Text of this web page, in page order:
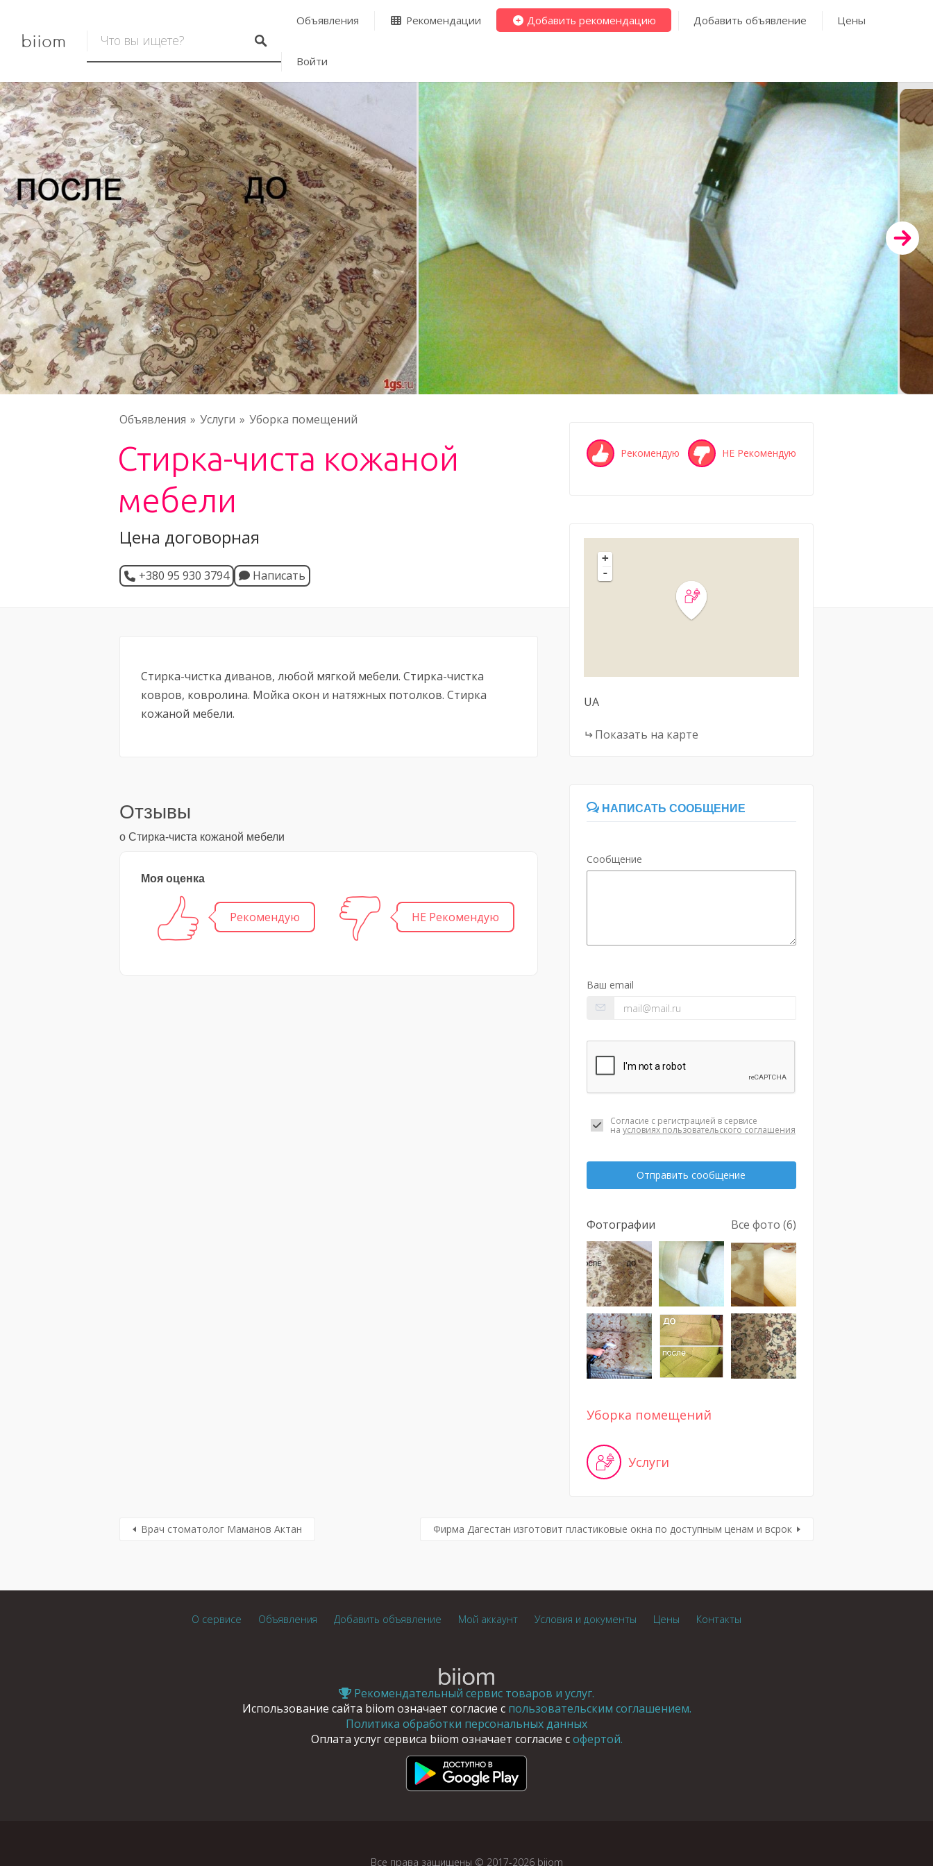
biiom
Объявления Рекомендации Добавить рекомендацию Добавить объявление Цены
Войти
Объявления Услуги Уборка помещений
Стирка-чиста кожаной
мебели
Цена договорная
+380 95 930 3794 Написать
Стирка-чистка диванов, любой мягкой мебели. Стирка-чистка
ковров, ковролина. Мойка окон и натяжных потолков. Стирка
кожаной мебели.
Отзывы
о Стирка-чиста кожаной мебели
Моя оценка
Рекомендую НЕ Рекомендую
Рекомендую НЕ Рекомендую
+
-
UA
Показать на карте
НАПИСАТЬ СООБЩЕНИЕ
Сообщение
Ваш email
Согласие с регистрацией в сервисе
на условиях пользовательского соглашения
Отправить сообщение
Фотографии Все фото (6)
Уборка помещений
Услуги
Врач стоматолог Маманов Актан Фирма Дагестан изготовит пластиковые окна по доступным ценам и всрок
О сервисе Объявления Добавить объявление Мой аккаунт Условия и документы Цены Контакты
Рекомендательный сервис товаров и услуг.
Использование сайта biiom означает согласие с пользовательским соглашением.
Политика обработки персональных данных
Оплата услуг сервиса biiom означает согласие софертой.
Все права защищены © 2017-2026 biiom